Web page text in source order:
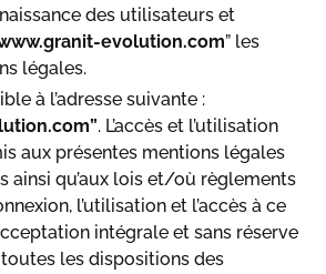
des utilisateurs et
evolution.com” les
légales.
à l’adresse suivante :
. L’accès et l’utilisation
aux présentes mentions légales
ainsi qu’aux lois et/où règlements
l’utilisation et l’accès à ce
intégrale et sans réserve
toutes les dispositions des